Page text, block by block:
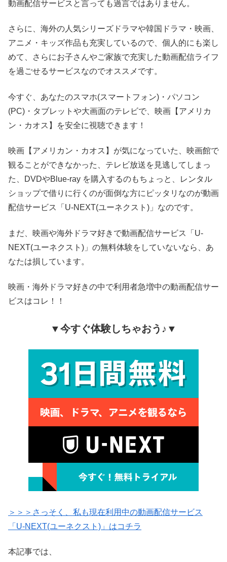
動画配信サービスと言っても過言ではありません。
さらに、海外の人気シリーズドラマや韓国ドラマ・映画、
アニメ・キッズ作品も充実しているので、個人的にも楽し
めて、さらにお子さんやご家族で充実した動画配信ライフ
を過ごせるサービスなのでオススメです。
今すぐ、あなたのスマホ(スマートフォン)・パソコン
(PC)・タブレットや大画面のテレビで、映画【アメリカ
ン・カオス】を安全に視聴できます！
映画【アメリカン・カオス】が気になっていた、映画館で
観ることができなかった、テレビ放送を見逃してしまっ
た、DVDやBlue-ray を購入するのもちょっと、レンタル
ショップで借りに行くのが面倒な方にピッタリなのが動画
配信サービス「U-NEXT(ユーネクスト)」なのです。
まだ、映画や海外ドラマ好きで動画配信サービス「U-
NEXT(ユーネクスト)」の無料体験をしていないなら、あ
なたは損しています。
映画・海外ドラマ好きの中で利用者急増中の動画配信サー
ビスはコレ！！
▼今すぐ体験しちゃおう♪▼
＞＞＞さっそく、私も現在利用中の動画配信サービス
「U-NEXT(ユーネクスト)」はコチラ
本記事では、